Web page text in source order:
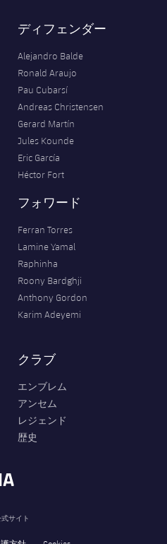
ディフェンダー
Alejandro Balde
Ronald Araujo
Pau Cubarsí
Andreas Christensen
Gerard Martín
Jules Kounde
Eric García
Héctor Fort
フォワード
Ferran Torres
Lamine Yamal
Raphinha
Roony Bardghji
Anthony Gordon
Karim Adeyemi
クラブ
エンブレム
アンセム
レジェンド
歴史
サイト